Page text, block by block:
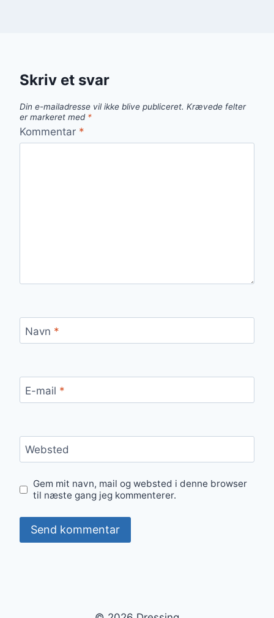
Skriv et svar
Din e-mailadresse vil ikke blive publiceret. Krævede felter
er markeret med *
Kommentar *
Navn *
E-mail *
Websted
Gem mit navn, mail og websted i denne browser
til næste gang jeg kommenterer.